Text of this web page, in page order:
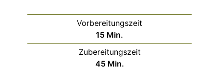
Vorbereitungszeit
15Minuten
Min.
Zubereitungszeit
45Minuten
Min.